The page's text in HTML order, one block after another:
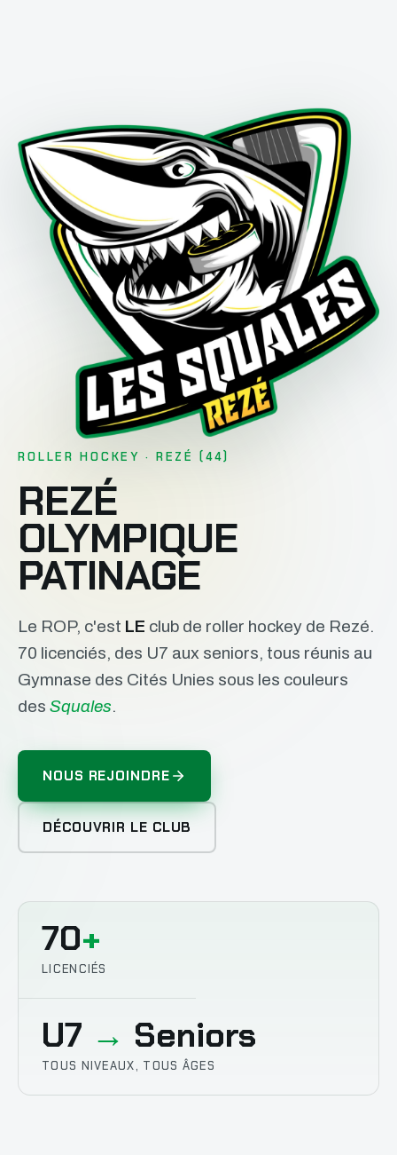
ROLLER HOCKEY · REZÉ (44)
REZÉ
OLYMPIQUE
PATINAGE
Le ROP, c'est LE club de roller hockey de Rezé.
70 licenciés, des U7 aux seniors, tous réunis au
Gymnase des Cités Unies sous les couleurs
des Squales.
NOUS REJOINDRE
DÉCOUVRIR LE CLUB
70+
LICENCIÉS
U7 → Seniors
TOUS NIVEAUX, TOUS ÂGES